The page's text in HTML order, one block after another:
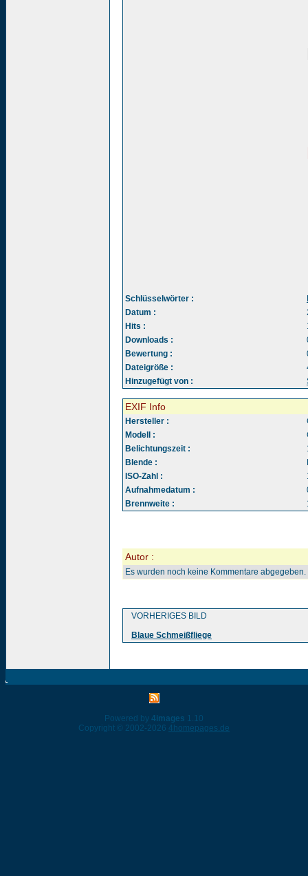
Schlüsselwörter :
Datum :
Hits :
Downloads :
Bewertung :
Dateigröße :
Hinzugefügt von :
EXIF Info
Hersteller :
Modell :
Belichtungszeit :
Blende :
ISO-Zahl :
Aufnahmedatum :
Brennweite :
Autor :
Es wurden noch keine Kommentare abgegeben.
VORHERIGES BILD
Blaue Schmeißfliege
Powered by 4images 1.10
Copyright © 2002-2026 4homepages.de